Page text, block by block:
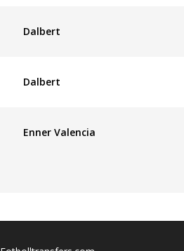
Dalbert
Dalbert
Enner Valencia